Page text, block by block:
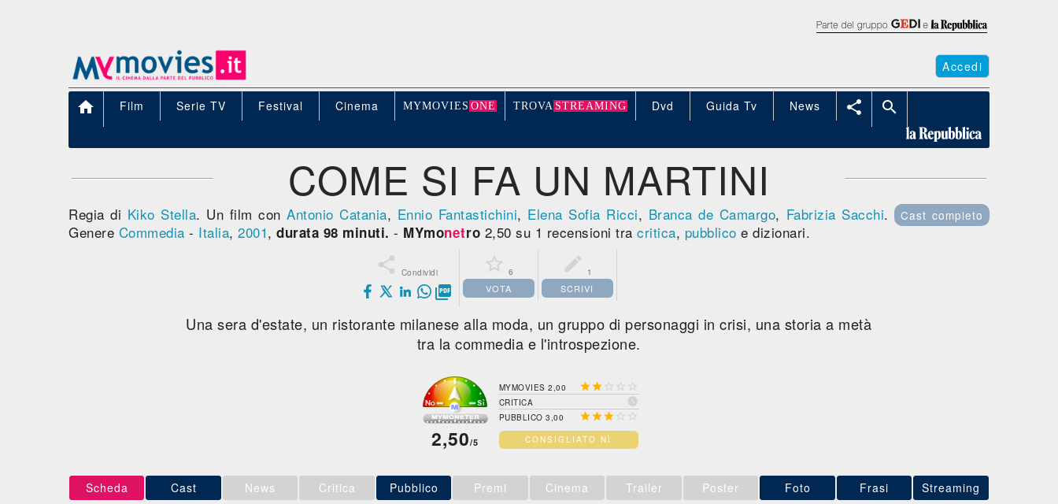
Accedi
 Film Serie TV Festival Cinema MYMOVIE S ONE TROVA STREAMING Dvd Guida Tv News  
COME SI FA UN MARTINI
Regia di Kiko Stella. Un film conAntonio Catania, Ennio Fantastichini, Elena Sofia Ricci, Branca de Camargo, Fabrizia Sacchi. Cast completo
Genere Commedia - Italia, 2001, durata 98 minuti. - MYmonetro 2,50 su 1 recensioni tra critica, pubblico e dizionari.
 Condividi

 6
VOTA
 1
SCRIVI
Una sera d'estate, un ristorante milanese alla moda, un gruppo di personaggi in crisi, una storia a metà
tra la commedia e l'introspezione.
2,50/5
MYMOVIES 2,00    
CRITICA 
PUBBLICO 3,00   
CONSIGLIATO NÌ
Scheda Cast News Critica Pubblico Premi Cinema Trailer Poster Foto Frasi Streaming